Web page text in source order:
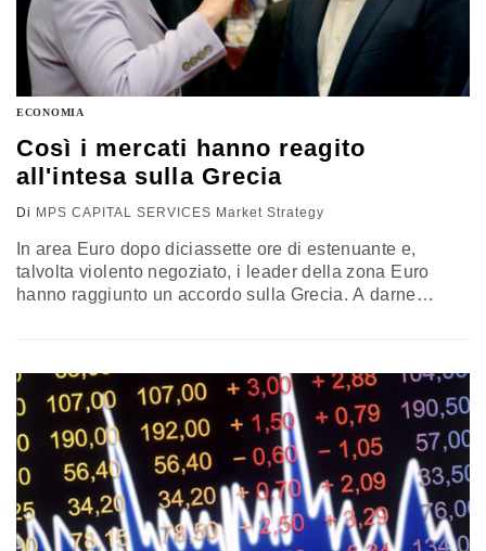
ECONOMIA
Così i mercati hanno reagito
all'intesa sulla Grecia
Di MPS CAPITAL SERVICES Market Strategy
In area Euro dopo diciassette ore di estenuante e,
talvolta violento negoziato, i leader della zona Euro
hanno raggiunto un accordo sulla Grecia. A darne
occorrerà l’approvazione di alcuni parlamenti nazionali,
a partire da quello…